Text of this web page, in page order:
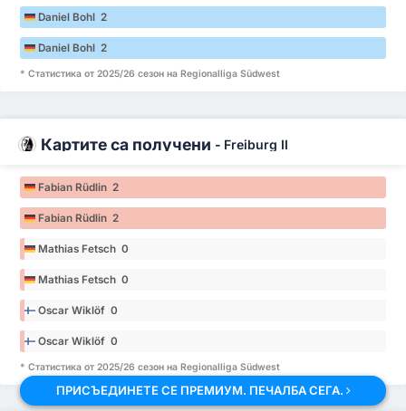
Daniel Bohl 2
Daniel Bohl 2
* Статистика от 2025/26 сезон на Regionalliga Südwest
Картите са получени - Freiburg II
Fabian Rüdlin 2
Fabian Rüdlin 2
Mathias Fetsch 0
Mathias Fetsch 0
Oscar Wiklöf 0
Oscar Wiklöf 0
* Статистика от 2025/26 сезон на Regionalliga Südwest
ПРИСЪЕДИНЕТЕ СЕ ПРЕМИУМ. ПЕЧАЛБА СЕГА.